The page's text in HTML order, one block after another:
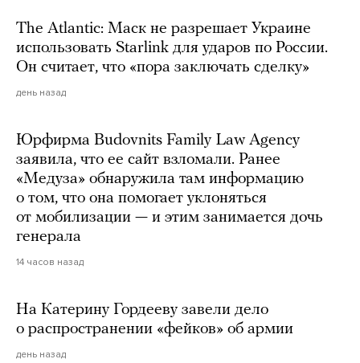
The Atlantic: Маск не разрешает Украине
использовать Starlink для ударов по России.
Он считает, что «пора заключать сделку»
день назад
Юрфирма Budovnits Family Law Agency
заявила, что ее сайт взломали. Ранее
«Медуза» обнаружила там информацию
о том, что она помогает уклоняться
от мобилизации — и этим занимается дочь
генерала
14 часов назад
На Катерину Гордееву завели дело
о распространении «фейков» об армии
день назад